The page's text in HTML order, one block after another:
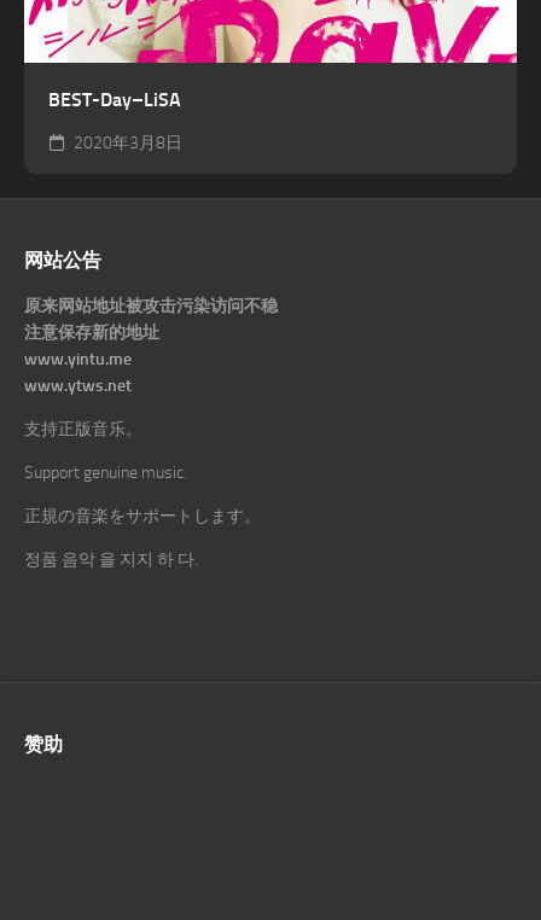
BEST-Day–LiSA
2020年3月8日
网站公告
原来网站地址被攻击污染访问不稳
注意保存新的地址
www.yintu.me
www.ytws.net
支持正版音乐。
Support genuine music.
正規の音楽をサポートします。
정품 음악 을 지지 하 다.
赞助